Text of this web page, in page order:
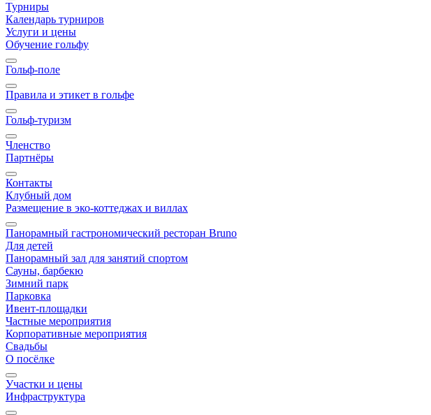
Турниры
Календарь турниров
Услуги и цены
Обучение гольфу
Гольф-поле
Правила и этикет в гольфе
Гольф-туризм
Членство
Партнёры
Контакты
Клубный дом
Размещение в эко-коттеджах и виллах
Панорамный гастрономический ресторан Bruno
Для детей
Панорамный зал для занятий спортом
Сауны, барбекю
Зимний парк
Парковка
Ивент-площадки
Частные мероприятия
Корпоративные мероприятия
Свадьбы
О посёлке
Участки и цены
Инфраструктура